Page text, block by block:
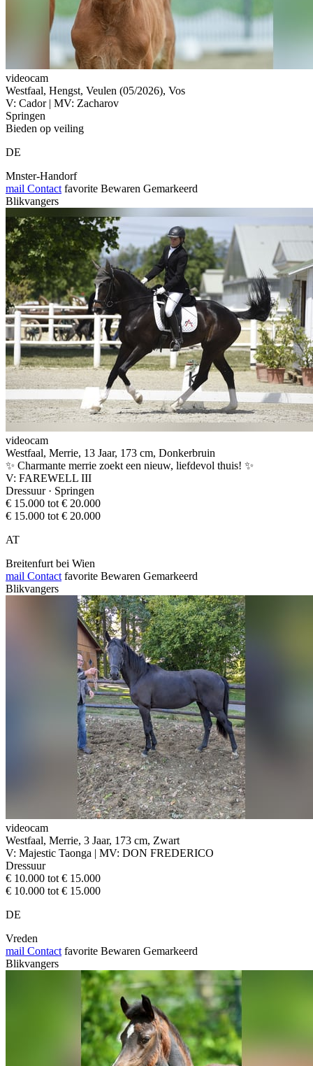
videocam
Westfaal, Hengst, Veulen (05/2026), Vos
V: Cador | MV: Zacharov
Springen
Bieden op veiling
DE
Mnster-Handorf
mail Contact favorite Bewaren Gemarkeerd
Blikvangers
videocam
Westfaal, Merrie, 13 Jaar, 173 cm, Donkerbruin
✨ Charmante merrie zoekt een nieuw, liefdevol thuis! ✨
V: FAREWELL III
Dressuur · Springen
€ 15.000 tot € 20.000
€ 15.000 tot € 20.000
AT
Breitenfurt bei Wien
mail Contact favorite Bewaren Gemarkeerd
Blikvangers
videocam
Westfaal, Merrie, 3 Jaar, 173 cm, Zwart
V: Majestic Taonga | MV: DON FREDERICO
Dressuur
€ 10.000 tot € 15.000
€ 10.000 tot € 15.000
DE
Vreden
mail Contact favorite Bewaren Gemarkeerd
Blikvangers